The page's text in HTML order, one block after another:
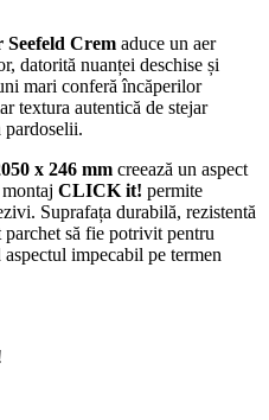
Crem aduce un aer
datorită nuanței deschise și
mari conferă încăperilor
textura autentică de stejar
pardoselii.
x 246 mm creează un aspect
CLICK it! permite
Suprafața durabilă, rezistentă
parchet să fie potrivit pentru
impecabil pe termen